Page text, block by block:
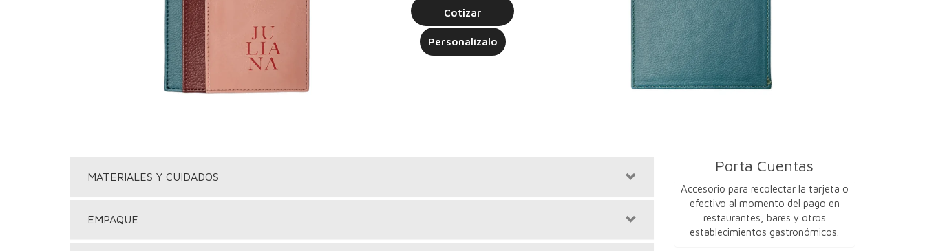
Cotizar
Personalízalo
MATERIALES Y CUIDADOS
EMPAQUE
Porta Cuentas
Accesorio para recolectar la tarjeta o
efectivo al momento del pago en
restaurantes, bares y otros
establecimientos gastronómicos.